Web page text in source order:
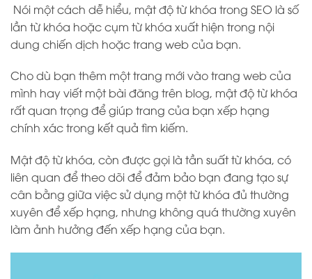
Nói một cách dễ hiểu, mật độ từ khóa trong SEO là số
lần từ khóa hoặc cụm từ khóa xuất hiện trong nội
dung chiến dịch hoặc trang web của bạn.
Cho dù bạn thêm một trang mới vào trang web của
mình hay viết một bài đăng trên blog, mật độ từ khóa
rất quan trọng để giúp trang của bạn xếp hạng
chính xác trong kết quả tìm kiếm.
Mật độ từ khóa, còn được gọi là tần suất từ ​​khóa, có
liên quan để theo dõi để đảm bảo bạn đang tạo sự
cân bằng giữa việc sử dụng một từ khóa đủ thường
xuyên để xếp hạng, nhưng không quá thường xuyên
làm ảnh hưởng đến xếp hạng của bạn.